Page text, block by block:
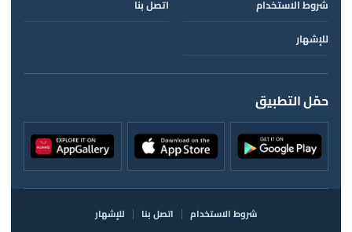
شروط الاستخدام
اتصل بنا
للإشهار
حمّل التطبيق
شروط الاستخدام اتصل بنا
للإشهار